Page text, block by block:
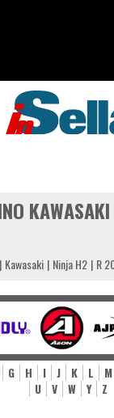
Kawasaki Ninja H2 R
G H I J K L M
U
V W Y Z